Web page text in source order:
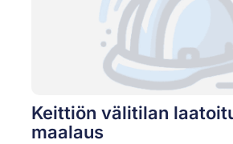
Keittiön välitilan
maalaus